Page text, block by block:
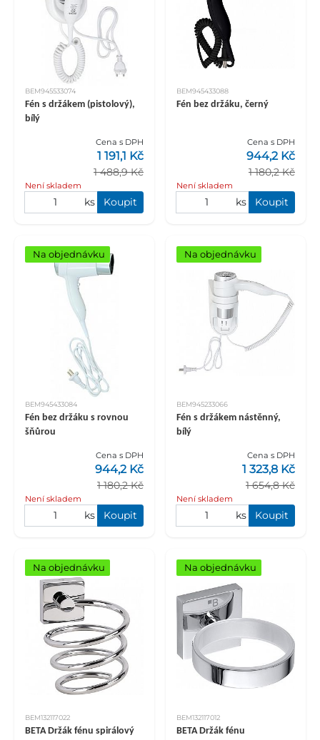
BEM945533074
Fén s držákem (pistolový),
bílý
Cena s DPH
1 488,9 Kč
1 191,1 Kč
Není skladem
ks Koupit
BEM945433088
Fén bez držáku, černý
Cena s DPH
1 180,2 Kč
944,2 Kč
Není skladem
ks Koupit
Na objednávku
BEM945433084
Fén bez držáku s rovnou
šňůrou
Cena s DPH
1 180,2 Kč
944,2 Kč
Není skladem
ks Koupit
Na objednávku
BEM945233066
Fén s držákem nástěnný,
bílý
Cena s DPH
1 654,8 Kč
1 323,8 Kč
Není skladem
ks Koupit
Na objednávku
BEM132117022
BETA Držák fénu spirálový
Na objednávku
BEM132117012
BETA Držák fénu